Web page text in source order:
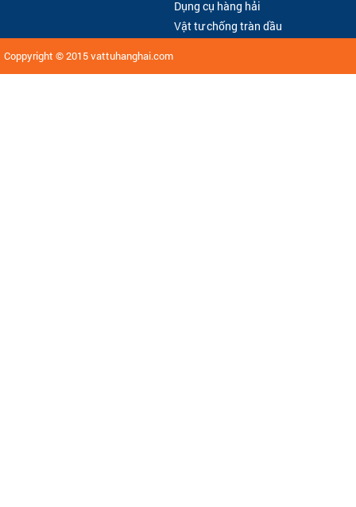
Dụng cụ hàng hải
Vật tư chống tràn dầu
Coppyright © 2015vattuhanghai.com